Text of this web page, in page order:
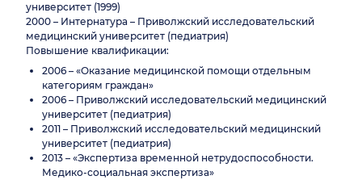
университет (1999)
2000 – Интернатура – Приволжский исследовательский
медицинский университет (педиатрия)
Повышение квалификации:
2006 – «Оказание медицинской помощи отдельным
категориям граждан»
2006 – Приволжский исследовательский медицинский
университет (педиатрия)
2011 – Приволжский исследовательский медицинский
университет (педиатрия)
2013 – «Экспертиза временной нетрудоспособности.
Медико-социальная экспертиза»